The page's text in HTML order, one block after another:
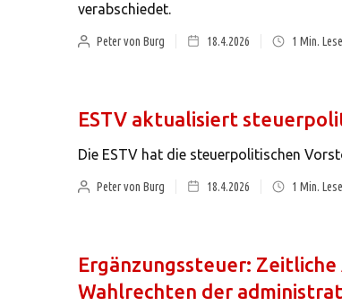
verabschiedet.
Peter von Burg 18.4.2026 1 Min.
ESTV aktualisiert
Die ESTV hat die steuerpolitischen
Peter von Burg 18.4.2026 1 Min.
Ergänzungssteuer:
Wahlrechten der